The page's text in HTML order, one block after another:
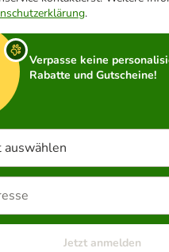
.
Verpasse keine
Rabatte und Gutscheine!
Jetzt anmelden